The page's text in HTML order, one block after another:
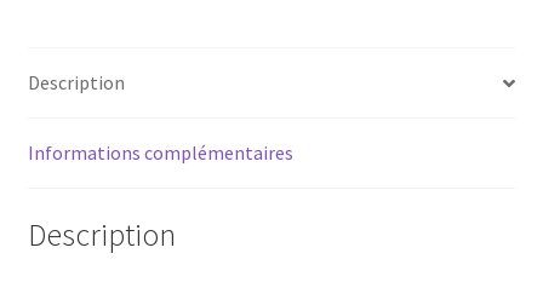
Set
Description
Informations complémentaires
Description